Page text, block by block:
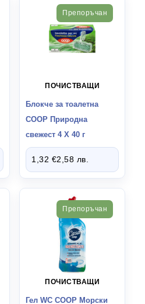
Препоръчан
ПОЧИСТВАЩИ
Блокче за тоалетна
СООР Природна
свежест 4 Х 40 г
1,32 €2,58 лв.
Препоръчан
ПОЧИСТВАЩИ
Гел WC СООР Морски